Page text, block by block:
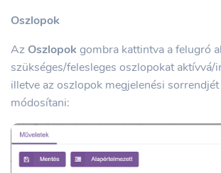
Oszlopok
Az Oszlopok gombra kattintva a felugró
szükséges/felesleges oszlopokat aktívvá/
illetve az oszlopok megjelenési
módosítani: